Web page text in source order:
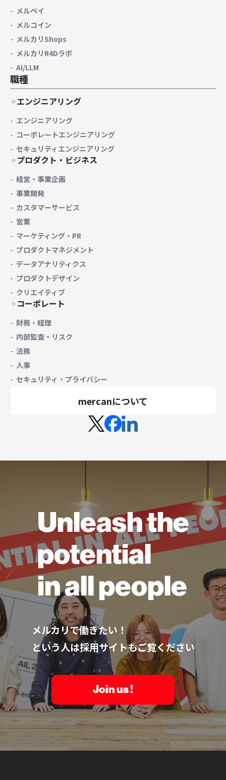
メルペイ
メルコイン
メルカリShops
メルカリR4Dラボ
AI/LLM
職種
エンジニアリング
エンジニアリング
コーポレートエンジニアリング
セキュリティエンジニアリング
プロダクト・ビジネス
経営・事業企画
事業開発
カスタマーサービス
営業
マーケティング・PR
プロダクトマネジメント
データアナリティクス
プロダクトデザイン
クリエイティブ
コーポレート
財務・経理
内部監査・リスク
法務
人事
セキュリティ・プライバシー
mercanについて
Unleash the
potential
in all people
メルカリで働きたい！
という人は採用サイトもご覧ください
Join us !